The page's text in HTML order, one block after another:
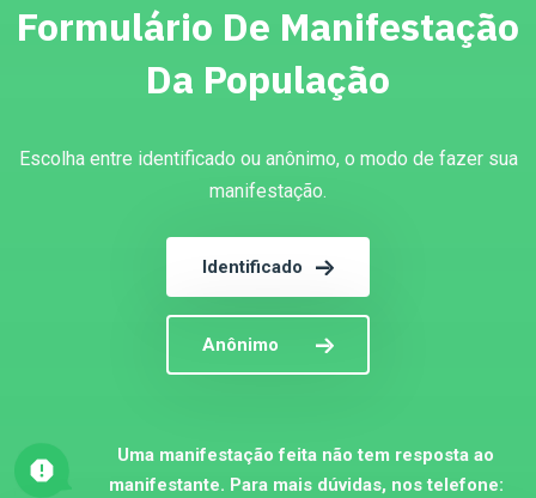
Formulário De Manifestação
Da População
Escolha entre identificado ou anônimo, o modo de fazer sua
manifestação.
Identificado
Anônimo
Uma manifestação feita não tem resposta ao
manifestante. Para mais dúvidas, nos telefone: